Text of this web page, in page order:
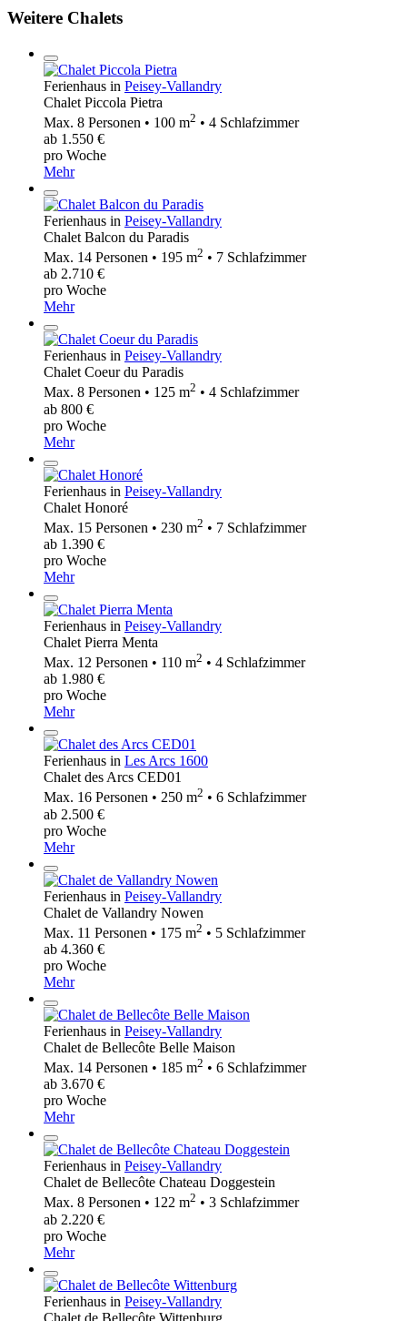
Weitere Chalets
Ferienhaus in Peisey-Vallandry
Chalet Piccola Pietra
Max. 8 Personen • 100 m2 • 4 Schlafzimmer
ab 1.550 €
pro Woche
Mehr
Ferienhaus in Peisey-Vallandry
Chalet Balcon du Paradis
Max. 14 Personen • 195 m2 • 7 Schlafzimmer
ab 2.710 €
pro Woche
Mehr
Ferienhaus in Peisey-Vallandry
Chalet Coeur du Paradis
Max. 8 Personen • 125 m2 • 4 Schlafzimmer
ab 800 €
pro Woche
Mehr
Ferienhaus in Peisey-Vallandry
Chalet Honoré
Max. 15 Personen • 230 m2 • 7 Schlafzimmer
ab 1.390 €
pro Woche
Mehr
Ferienhaus in Peisey-Vallandry
Chalet Pierra Menta
Max. 12 Personen • 110 m2 • 4 Schlafzimmer
ab 1.980 €
pro Woche
Mehr
Ferienhaus in Les Arcs 1600
Chalet des Arcs CED01
Max. 16 Personen • 250 m2 • 6 Schlafzimmer
ab 2.500 €
pro Woche
Mehr
Ferienhaus in Peisey-Vallandry
Chalet de Vallandry Nowen
Max. 11 Personen • 175 m2 • 5 Schlafzimmer
ab 4.360 €
pro Woche
Mehr
Ferienhaus in Peisey-Vallandry
Chalet de Bellecôte Belle Maison
Max. 14 Personen • 185 m2 • 6 Schlafzimmer
ab 3.670 €
pro Woche
Mehr
Ferienhaus in Peisey-Vallandry
Chalet de Bellecôte Chateau Doggestein
Max. 8 Personen • 122 m2 • 3 Schlafzimmer
ab 2.220 €
pro Woche
Mehr
Ferienhaus in Peisey-Vallandry
Chalet de Bellecôte Wittenburg